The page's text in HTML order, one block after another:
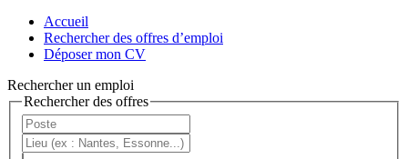
Accueil
Rechercher des offres d’emploi
Déposer mon CV
Rechercher un emploi
Rechercher des offres